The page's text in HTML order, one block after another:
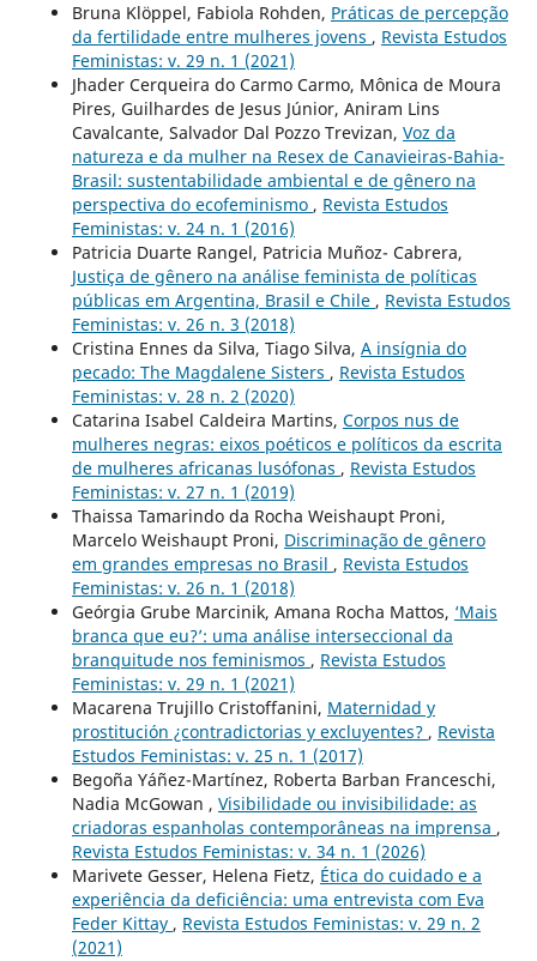
Bruna Klöppel, Fabiola Rohden, Práticas de percepção
da fertilidade entre mulheres jovens , Revista Estudos
Feministas: v. 29 n. 1 (2021)
Jhader Cerqueira do Carmo Carmo, Mônica de Moura
Pires, Guilhardes de Jesus Júnior, Aniram Lins
Cavalcante, Salvador Dal Pozzo Trevizan, Voz da
natureza e da mulher na Resex de Canavieiras-Bahia-
Brasil: sustentabilidade ambiental e de gênero na
perspectiva do ecofeminismo , Revista Estudos
Feministas: v. 24 n. 1 (2016)
Patricia Duarte Rangel, Patricia Muñoz- Cabrera,
Justiça de gênero na análise feminista de políticas
públicas em Argentina, Brasil e Chile , Revista Estudos
Feministas: v. 26 n. 3 (2018)
Cristina Ennes da Silva, Tiago Silva, A insígnia do
pecado: The Magdalene Sisters , Revista Estudos
Feministas: v. 28 n. 2 (2020)
Catarina Isabel Caldeira Martins, Corpos nus de
mulheres negras: eixos poéticos e políticos da escrita
de mulheres africanas lusófonas , Revista Estudos
Feministas: v. 27 n. 1 (2019)
Thaissa Tamarindo da Rocha Weishaupt Proni,
Marcelo Weishaupt Proni, Discriminação de gênero
em grandes empresas no Brasil , Revista Estudos
Feministas: v. 26 n. 1 (2018)
Geórgia Grube Marcinik, Amana Rocha Mattos, ‘Mais
branca que eu?’: uma análise interseccional da
branquitude nos feminismos , Revista Estudos
Feministas: v. 29 n. 1 (2021)
Macarena Trujillo Cristoffanini, Maternidad y
prostitución ¿contradictorias y excluyentes? , Revista
Estudos Feministas: v. 25 n. 1 (2017)
Begoña Yáñez-Martínez, Roberta Barban Franceschi,
Nadia McGowan , Visibilidade ou invisibilidade: as
criadoras espanholas contemporâneas na imprensa ,
Revista Estudos Feministas: v. 34 n. 1 (2026)
Marivete Gesser, Helena Fietz, Ética do cuidado e a
experiência da deficiência: uma entrevista com Eva
Feder Kittay , Revista Estudos Feministas: v. 29 n. 2
(2021)